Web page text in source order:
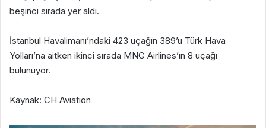
beşinci sırada yer aldı.
İstanbul Havalimanı’ndaki 423 uçağın 389’u Türk Hava
Yolları’na aitken ikinci sırada MNG Airlines’ın 8 uçağı
bulunuyor.
Kaynak: CH Aviation